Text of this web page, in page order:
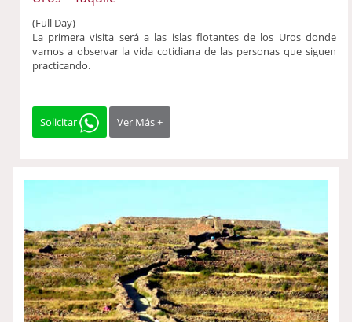
(Full Day)
La primera visita será a las islas flotantes de los Uros donde
vamos a observar la vida cotidiana de las personas que siguen
practicando.
Solicitar Ver Más +